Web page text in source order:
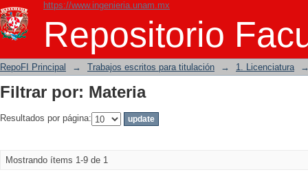
https://www.ingenieria.unam.mx
Repositorio
Filtrar por: Materia
RepoFI Principal → Trabajos escritos para titulación → 1. Licenciatura
Filtrar por: Materia
Resultados por página:
Mostrando ítems 1-9 de 1